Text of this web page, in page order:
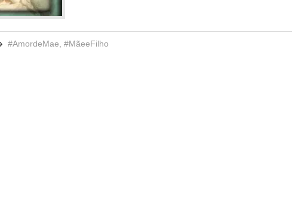
#AmordeMae #MãeeFilho